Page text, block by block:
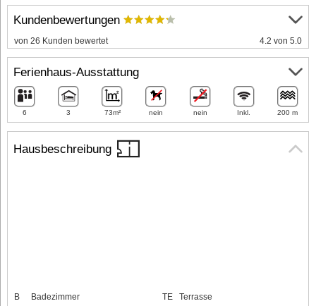
Hausbeschreibung
B
Badezimmer
TE
Terrasse
Kundenbewertungen
von 26 Kunden bewertet 4.2 von 5.0
Ferienhaus-Ausstattung
6 3 73m² nein nein Inkl. 200 m